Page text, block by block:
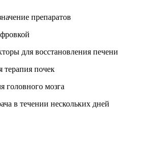
препаратов
для восстановления печени
терапия почек
головного мозга
в течении нескольких дней